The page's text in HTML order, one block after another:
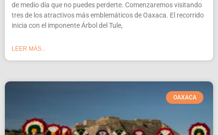
de medio día que no puedes perderte. Comenzaremos visitando
tres de los atractivos más emblemáticos de Oaxaca. El recorrido
inicia con el imponente Árbol del Tule,
LEER MÁS...
OAXACA